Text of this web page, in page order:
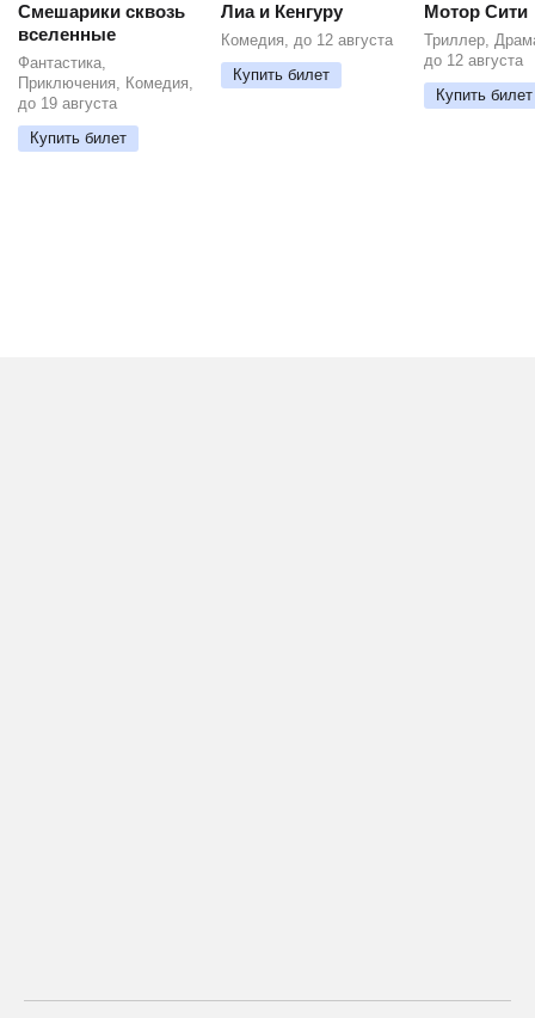
Смешарики сквозь
вселенные
Фантастика,
Приключения, Комедия,
до 19 августа
Купить билет
Лиа и Кенгуру
Комедия, до 12 августа
Купить билет
Мотор Сити
Триллер,
до 12 августа
Купить билет